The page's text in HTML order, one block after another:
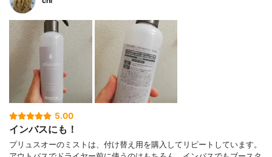
5.00
インバスにも！
プリュスオーのミストは、付け替え用を購入してリピートしています。